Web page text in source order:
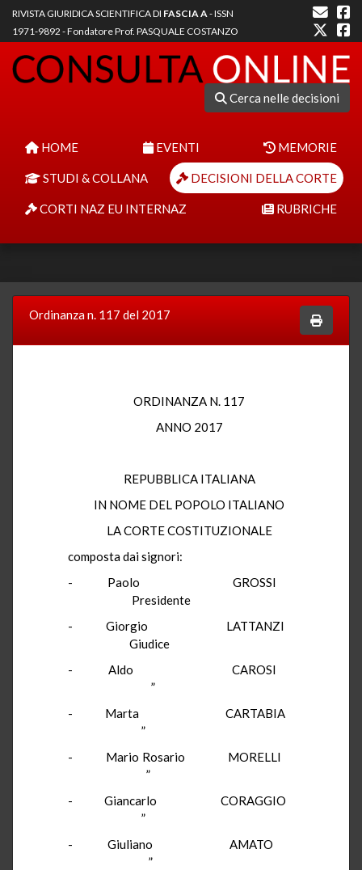
RIVISTA GIURIDICA SCIENTIFICA DI FASCIA A- ISSN
1971-9892 - Fondatore Prof. PASQUALE COSTANZO
Cerca nelle decisioni
HOME EVENTI MEMORIE
STUDI & COLLANA DECISIONI DELLA CORTE
CORTI NAZ EU INTERNAZ RUBRICHE
Ordinanza n. 117 del 2017
ORDINANZA N. 117
ANNO 2017
REPUBBLICA ITALIANA
IN NOME DEL POPOLO ITALIANO
LA CORTE COSTITUZIONALE
composta dai signori:
- Paolo GROSSI
Presidente
- Giorgio LATTANZI
Giudice
- Aldo CAROSI
”
- Marta CARTABIA
”
- Mario Rosario MORELLI
”
- Giancarlo CORAGGIO
”
- Giuliano AMATO
”